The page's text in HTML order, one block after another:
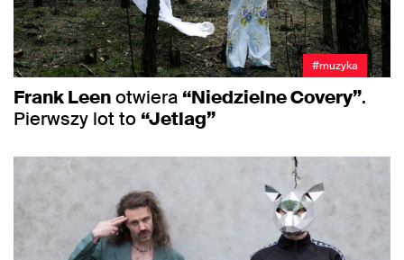
#muzyka
Frank Leenotwiera “Niedzielne Covery”.
Pierwszy lot to “Jetlag”